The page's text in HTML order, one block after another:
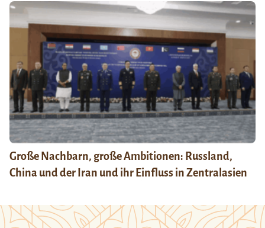
Große Nachbarn, große Ambitionen: Russland,
China und der Iran und ihr Einfluss in Zentralasien